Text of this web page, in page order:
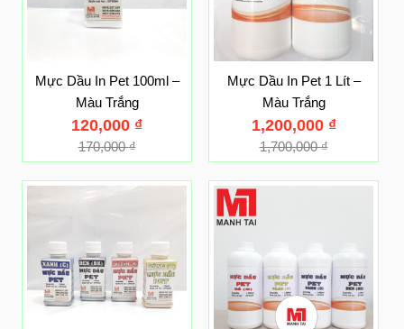
Mực Dầu In Pet 100ml –
Màu Trắng
170,000₫
120,000 ₫
Mực Dầu In Pet 1 Lít –
Màu Trắng
1,700,000₫
1,200,000 ₫